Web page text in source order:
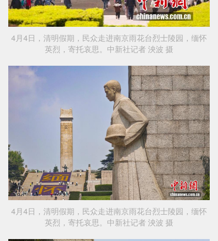
4月4日，清明假期，民众走进南京雨花台烈士陵园，缅怀
英烈，寄托哀思。中新社记者 泱波 摄
4月4日，清明假期，民众走进南京雨花台烈士陵园，缅怀
英烈，寄托哀思。中新社记者 泱波 摄